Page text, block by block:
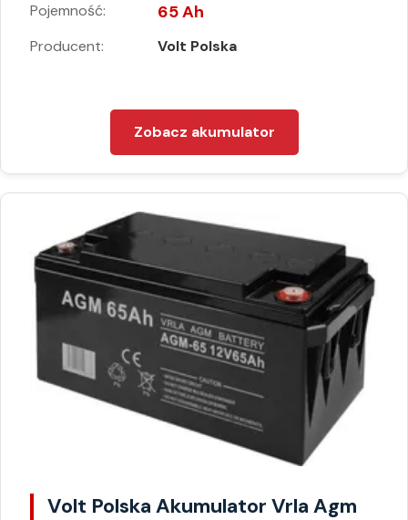
Pojemność: 65 Ah
Producent: Volt Polska
Zobacz akumulator
Volt Polska Akumulator Vrla Agm